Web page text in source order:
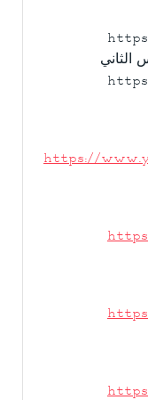
الثاني
https://